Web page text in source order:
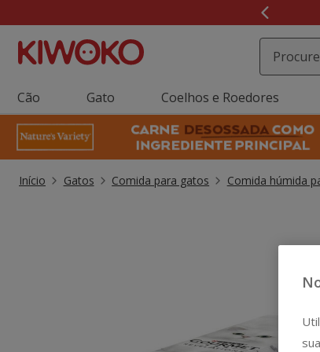
de
3,
Cão Gato Coelhos e Roedores
Início Gatos Comida para gatos
Comida húmida